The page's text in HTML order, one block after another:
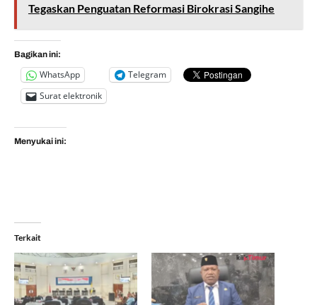
Tegaskan Penguatan Reformasi Birokrasi Sangihe
Bagikan ini:
WhatsApp
Telegram
Surat elektronik
Menyukai ini:
Terkait